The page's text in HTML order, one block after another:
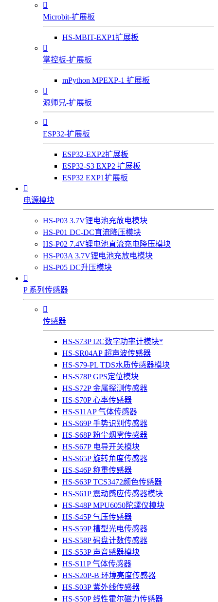

Microbit-扩展板
HS-MBIT-EXP1扩展板

掌控板-扩展板
mPython MPEXP-1 扩展板

源师兄-扩展板

ESP32-扩展板
ESP32-EXP2扩展板
ESP32-S3 EXP2 扩展板
ESP32 EXP1扩展板

电源模块
HS-P03 3.7V锂电池充放电模块
HS-P01 DC-DC直流降压模块
HS-P02 7.4V锂电池直流充电降压模块
HS-P03A 3.7V锂电池充放电模块
HS-P05 DC升压模块

P 系列传感器

传感器
HS-S73P I2C数字功率计模块*
HS-SR04AP 超声波传感器
HS-S79-PL TDS水质传感器模块
HS-S78P GPS定位模块
HS-S72P 金属探测传感器
HS-S70P 心率传感器
HS-S11AP 气体传感器
HS-S69P 手势识别传感器
HS-S68P 粉尘烟雾传感器
HS-S67P 电导开关模块
HS-S65P 旋转角度传感器
HS-S46P 称重传感器
HS-S63P TCS3472颜色传感器
HS-S61P 震动感应传感器模块
HS-S48P MPU6050陀螺仪模块
HS-S45P 气压传感器
HS-S59P 槽型光电传感器
HS-S58P 码盘计数传感器
HS-S53P 声音感器模块
HS-S11P 气体传感器
HS-S20P-B 环境亮度传感器
HS-S03P 紫外线传感器
HS-S50P 线性霍尔磁力传感器